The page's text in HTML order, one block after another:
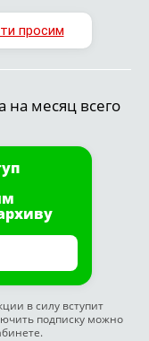
просим
на месяц всего
в силу вступит
подписку можно